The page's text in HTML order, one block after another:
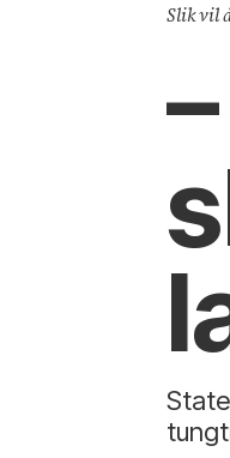
Slik vil